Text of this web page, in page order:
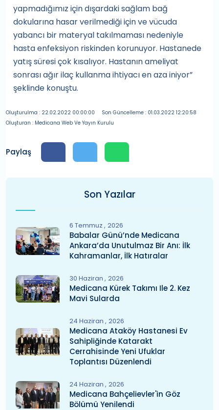
yapmadığımız için dışardaki sağlam bağ
dokularına hasar verilmediği için ve vücuda
yabancı bir materyal takılmaması nedeniyle
hasta enfeksiyon riskinden korunuyor. Hastanede
yatış süresi çok kısalıyor. Hastanın ameliyat
sonrası ağır ilaç kullanma ihtiyacı en aza iniyor”
şeklinde konuştu.
Oluşturulma : 22.02.2022 00:00:00
Son Güncelleme : 01.03.2022 12:20:58
Oluşturan : Medicana Web Ve Yayın Kurulu
Paylaş
Son Yazılar
6 Temmuz 2026
Babalar Günü’nde Medicana
Ankara’da Unutulmaz Bir Anı: İlk
Kahramanlar, İlk Hatıralar
30 Haziran 2026
Medicana Kürek Takımı Ile 2. Kez
Mavi Sularda
24 Haziran 2026
Medicana Ataköy Hastanesi Ev
Sahipliğinde Katarakt
Cerrahisinde Yeni Ufuklar
Toplantısı Düzenlendi
24 Haziran 2026
Medicana Bahçelievler'in Göz
Bölümü Yenilendi